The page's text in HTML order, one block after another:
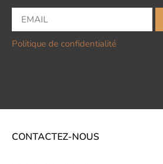
Politique de confidentialité
CONTACTEZ-NOUS